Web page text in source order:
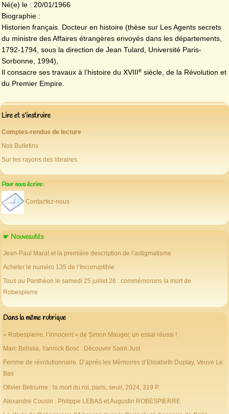
Né(e) le : 20/01/1966
Biographie :
Historien français. Docteur en histoire (thèse sur Les Agents secrets
du ministre des Affaires étrangères envoyés dans les départements,
1792-1794, sous la direction de Jean Tulard, Université Paris-
Sorbonne, 1994),
Il consacre ses travaux à l’histoire du XVIIIe siècle, de la Révolution et
du Premier Empire.
Lire et s’instruire
Comptes-rendus de lecture
Nos Bulletins
Sur les rayons des libraires
Pour nous écrire:
Contactez-nous
☛ Nouveautés
Jean-Paul Marat et la première description de l’astigmatisme
Acheter le numéro 135 de l’Incorruptible
Tous au Panthéon le samedi 25 juillet 26 : commémorons la mort de
Robespierre
Dans la même rubrique
« Robespierre, l’innocent » de Simon Mauger, un essai réussi !
Marc Belissa, Yannick Bosc : Découvrir Saint-Just
Femme de révolutionnaire. D’aprés les Mémoires d’Elisabeth Duplay, Veuve Le
Bas
Olivier Betourne : la mort du roi, paris, seuil, 2024, 319 P.
Alexandre Cousin : Philippe LEBAS et Augustin ROBESPIERRE